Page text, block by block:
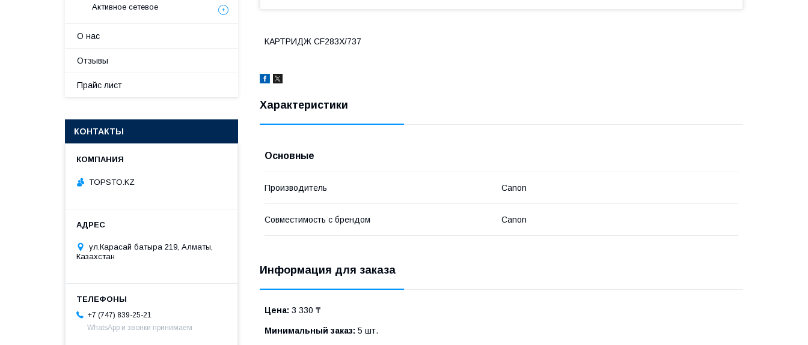
КАРТРИДЖ CF283X/737
Характеристики
Основные
Производитель Canon
Совместимость с брендом Canon
Информация для заказа
Цена: 3 330 ₸
Минимальный заказ: 5 шт.
Активное сетевое
О нас
Отзывы
Прайс лист
КОНТАКТЫ
TOPSTO.KZ
ул.Карасай батыра 219, Алматы,
Казахстан
+7 (747) 839-25-21
WhatsApp и звонки принимаем